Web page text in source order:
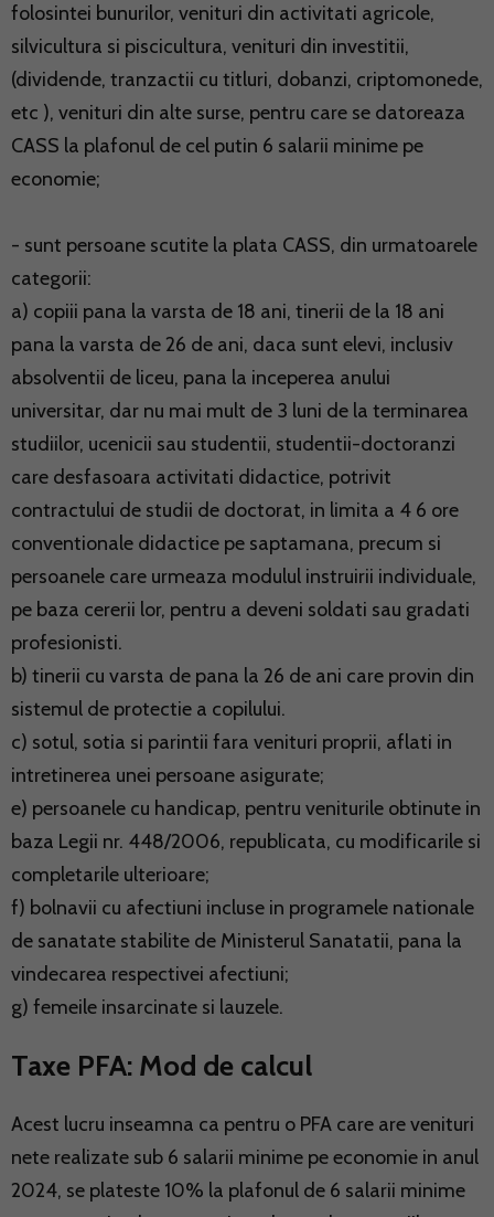
folosintei bunurilor, venituri din activitati agricole,
silvicultura si piscicultura, venituri din investitii,
(dividende, tranzactii cu titluri, dobanzi, criptomonede,
etc ), venituri din alte surse, pentru care se datoreaza
CASS la plafonul de cel putin 6 salarii minime pe
economie;
- sunt persoane scutite la plata CASS, din urmatoarele
categorii:
a) copiii pana la varsta de 18 ani, tinerii de la 18 ani
pana la varsta de 26 de ani, daca sunt elevi, inclusiv
absolventii de liceu, pana la inceperea anului
universitar, dar nu mai mult de 3 luni de la terminarea
studiilor, ucenicii sau studentii, studentii-doctoranzi
care desfasoara activitati didactice, potrivit
contractului de studii de doctorat, in limita a 4 6 ore
conventionale didactice pe saptamana, precum si
persoanele care urmeaza modulul instruirii individuale,
pe baza cererii lor, pentru a deveni soldati sau gradati
profesionisti.
b) tinerii cu varsta de pana la 26 de ani care provin din
sistemul de protectie a copilului.
c) sotul, sotia si parintii fara venituri proprii, aflati in
intretinerea unei persoane asigurate;
e) persoanele cu handicap, pentru veniturile obtinute in
baza Legii nr. 448/2006, republicata, cu modificarile si
completarile ulterioare;
f) bolnavii cu afectiuni incluse in programele nationale
de sanatate stabilite de Ministerul Sanatatii, pana la
vindecarea respectivei afectiuni;
g) femeile insarcinate si lauzele.
Taxe PFA: Mod de calcul
Acest lucru inseamna ca pentru o PFA care are venituri
nete realizate sub 6 salarii minime pe economie in anul
2024, se plateste 10% la plafonul de 6 salarii minime